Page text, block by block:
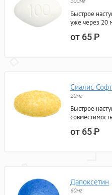
Быстрое
уже через 20
от 65Р
Сиалис Софт
20мг
Быстрое
от 65Р
Дапоксетин
60мг